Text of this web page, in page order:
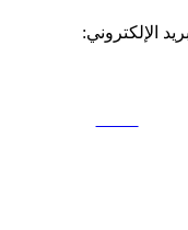
الإلكتروني: